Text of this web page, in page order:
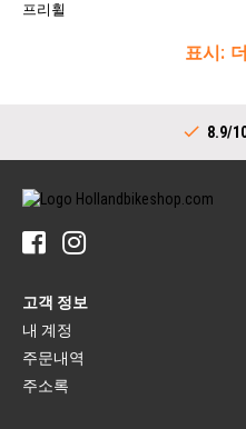
프리휠
변속레버(시티)
내부 기어 허브용 스프로킷
타이어
자전거 타이어
타이어 패치
드레스 가드
러기지 캐리어
표시:
8.9/
고객 정보
내 계정
주문내역
주소록